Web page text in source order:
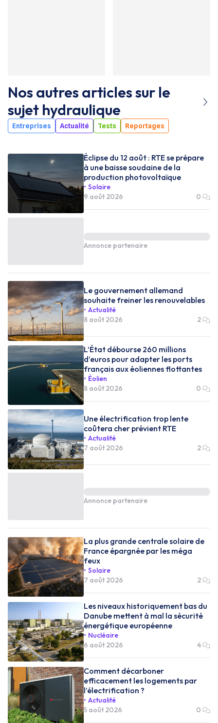
Nos autres articles sur le
sujet hydraulique
Entreprises Actualité Tests Reportages
Éclipse du 12 août : RTE se prépare
à une baisse soudaine de la
production photovoltaïque
Solaire
9 août 2026
0
Annonce partenaire
Le gouvernement allemand
souhaite freiner les renouvelables
Actualité
8 août 2026
2
L’État débourse 260 millions
d’euros pour adapter les ports
français aux éoliennes flottantes
Éolien
8 août 2026
0
Une électrification trop lente
coûtera cher prévient RTE
Actualité
7 août 2026
2
Annonce partenaire
La plus grande centrale solaire de
France épargnée par les méga
feux
Solaire
7 août 2026
2
Les niveaux historiquement bas du
Danube mettent à mal la sécurité
énergétique européenne
Nucléaire
6 août 2026
4
Comment décarboner
efficacement les logements par
l’électrification ?
Actualité
5 août 2026
0